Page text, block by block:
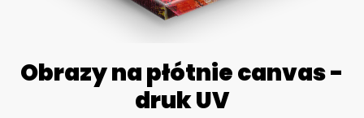
Obrazy na płótnie canvas -
druk UV